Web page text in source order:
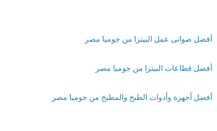
أفضل صوانى عمل البيتزا من جوميا مصر
أفضل قطاعات البيتزا من جوميا مصر
أفضل أجهزة وأدوات الطبخ والمطبخ من جوميا مصر